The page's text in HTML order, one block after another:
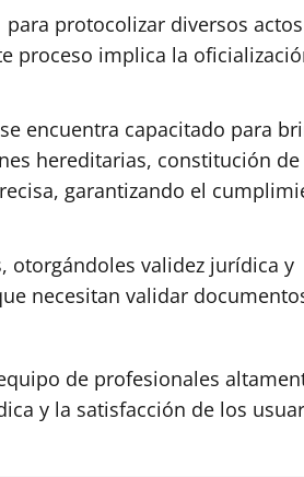
protocolizar diversos
proceso implica la
encuentra capacitado para
hereditarias, constitución de
garantizando el
otorgándoles validez jurídica y
necesitan validar
de profesionales
y la satisfacción de los